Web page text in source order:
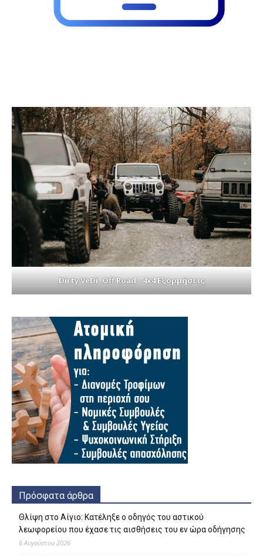
Dirty VeDi, Off Road - 4x4 Εξορμήσεις
Πρόσφατα άρθρα
Θλίψη στο Αίγιο: Κατέληξε ο οδηγός του αστικού
λεωφορείου που έχασε τις αισθήσεις του εν ώρα οδήγησης
6 Αυγούστου 2026